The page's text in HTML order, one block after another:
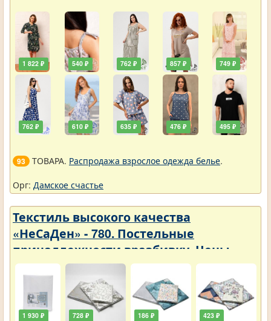
1 822 ₽
762 ₽
540 ₽
610 ₽
762 ₽
635 ₽
857 ₽
476 ₽
749 ₽
495 ₽
93 ТОВАРА. Распродажа взрослое одежда белье.
Орг: Дамское счастье
Текстиль высокого качества
«НеСаДен» - 780. Постельные
принадлежности вразбивку. Цены
упали
1 930 ₽ 728 ₽ 186 ₽ 423 ₽